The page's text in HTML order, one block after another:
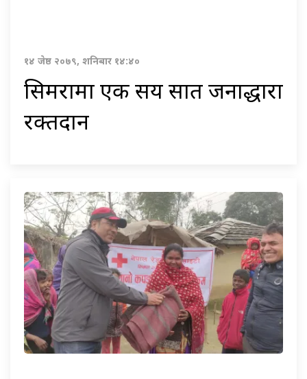
१४ जेष्ठ २०७९, शनिबार १४:४०
सिमरामा एक सय सात जनाद्धारा
रक्तदान